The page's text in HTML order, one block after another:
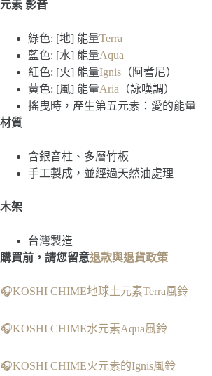
元素 影音
綠色: [地] 能量Terra
藍色: [水] 能量Aqua
紅色: [火] 能量Ignis （阿耆尼）
黃色: [風] 能量Aria （詠嘆調）
搖曳時，產生第五元素：愛的能量
材質
含銀音柱、多層竹板
手工製成，並經過天然油處理
木架
台灣製造
購買前，請您留意退款與退貨政策
🎧KOSHI CHIME地球土元素Terra風鈴
🎧KOSHI CHIME水元素Aqua風鈴
🎧KOSHI CHIME火元素的Ignis風鈴